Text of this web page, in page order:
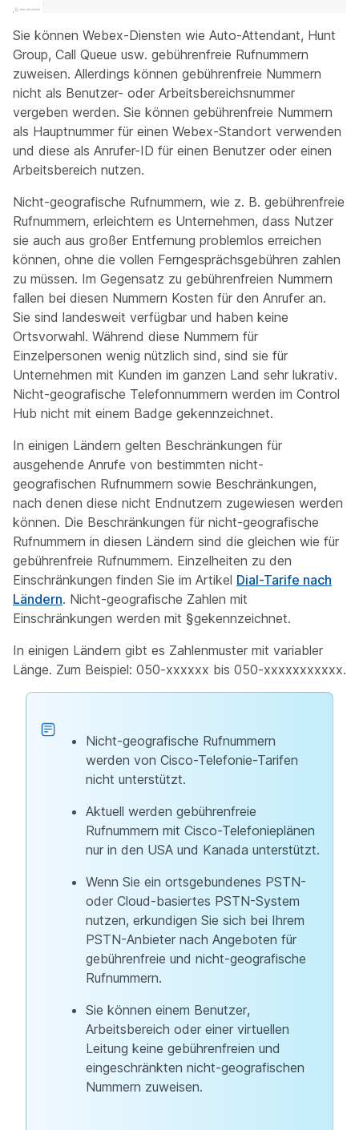
Sie können Webex-Diensten wie Auto-Attendant, Hunt
Group, Call Queue usw. gebührenfreie Rufnummern
zuweisen. Allerdings können gebührenfreie Nummern
nicht als Benutzer- oder Arbeitsbereichsnummer
vergeben werden. Sie können gebührenfreie Nummern
als Hauptnummer für einen Webex-Standort verwenden
und diese als Anrufer-ID für einen Benutzer oder einen
Arbeitsbereich nutzen.
Nicht-geografische Rufnummern, wie z. B. gebührenfreie
Rufnummern, erleichtern es Unternehmen, dass Nutzer
sie auch aus großer Entfernung problemlos erreichen
können, ohne die vollen Ferngesprächsgebühren zahlen
zu müssen. Im Gegensatz zu gebührenfreien Nummern
fallen bei diesen Nummern Kosten für den Anrufer an.
Sie sind landesweit verfügbar und haben keine
Ortsvorwahl. Während diese Nummern für
Einzelpersonen wenig nützlich sind, sind sie für
Unternehmen mit Kunden im ganzen Land sehr lukrativ.
Nicht-geografische Telefonnummern werden im Control
Hub nicht mit einem Badge gekennzeichnet.
In einigen Ländern gelten Beschränkungen für
ausgehende Anrufe von bestimmten nicht-
geografischen Rufnummern sowie Beschränkungen,
nach denen diese nicht Endnutzern zugewiesen werden
können. Die Beschränkungen für nicht-geografische
Rufnummern in diesen Ländern sind die gleichen wie für
gebührenfreie Rufnummern. Einzelheiten zu den
Einschränkungen finden Sie im Artikel Dial-Tarife nach
Ländern. Nicht-geografische Zahlen mit
Einschränkungen werden mit §gekennzeichnet.
In einigen Ländern gibt es Zahlenmuster mit variabler
Länge. Zum Beispiel: 050-xxxxxx bis 050-xxxxxxxxxxx.
Nicht-geografische Rufnummern
werden von Cisco-Telefonie-Tarifen
nicht unterstützt.
Aktuell werden gebührenfreie
Rufnummern mit Cisco-Telefonieplänen
nur in den USA und Kanada unterstützt.
Wenn Sie ein ortsgebundenes PSTN-
oder Cloud-basiertes PSTN-System
nutzen, erkundigen Sie sich bei Ihrem
PSTN-Anbieter nach Angeboten für
gebührenfreie und nicht-geografische
Rufnummern.
Sie können einem Benutzer,
Arbeitsbereich oder einer virtuellen
Leitung keine gebührenfreien und
eingeschränkten nicht-geografischen
Nummern zuweisen.